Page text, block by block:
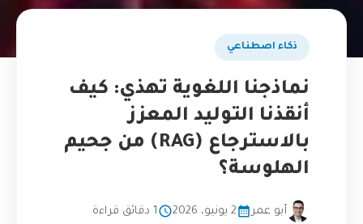
ذكاء اصطناعي
نماذجنا اللغوية تهذي: كيف
أنقذنا التوليد المعزز
بالاسترجاع (RAG) من جحيم
الهلوسة؟
أبو عمر 2 يونيو، 2026 1 دقائق قراءة